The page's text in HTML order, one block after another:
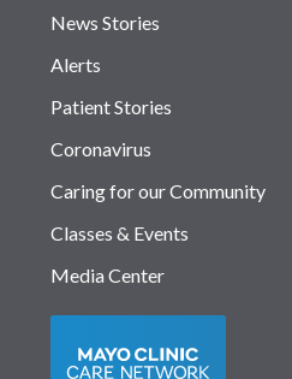
News Stories
Alerts
Patient Stories
Coronavirus
Caring for our Community
Classes & Events
Media Center